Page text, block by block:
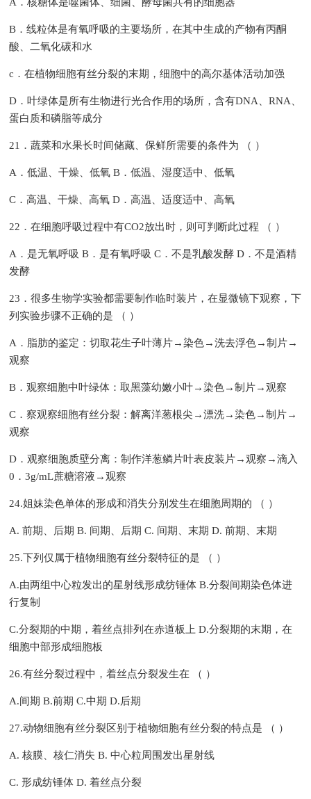
B．线粒体是有氧呼吸的主要场所，在其中生成的产物有丙酮
酸、二氧化碳和水
c．在植物细胞有丝分裂的末期，细胞中的高尔基体活动加强
D．叶绿体是所有生物进行光合作用的场所，含有DNA、RNA、
蛋白质和磷脂等成分
21．蔬菜和水果长时间储藏、保鲜所需要的条件为 （ ）
A．低温、干燥、低氧 B．低温、湿度适中、低氧
C．高温、干燥、高氧 D．高温、适度适中、高氧
22．在细胞呼吸过程中有CO2放出时，则可判断此过程 （ ）
A．是无氧呼吸 B．是有氧呼吸 C．不是乳酸发酵 D．不是酒精
发酵
23．很多生物学实验都需要制作临时装片，在显微镜下观察，下
列实验步骤不正确的是 （ ）
A．脂肪的鉴定：切取花生子叶薄片→染色→洗去浮色→制片→
观察
B．观察细胞中叶绿体：取黑藻幼嫩小叶→染色→制片→观察
C．察观察细胞有丝分裂：解离洋葱根尖→漂洗→染色→制片→
观察
D．观察细胞质壁分离：制作洋葱鳞片叶表皮装片→观察→滴入
0．3g/mL蔗糖溶液→观察
24.姐妹染色单体的形成和消失分别发生在细胞周期的 （ ）
A. 前期、后期 B. 间期、后期 C. 间期、末期 D. 前期、末期
25.下列仅属于植物细胞有丝分裂特征的是 （ ）
A.由两组中心粒发出的星射线形成纺锤体 B.分裂间期染色体进
行复制
C.分裂期的中期，着丝点排列在赤道板上 D.分裂期的末期，在
细胞中部形成细胞板
26.有丝分裂过程中，着丝点分裂发生在 （ ）
A.间期 B.前期 C.中期 D.后期
27.动物细胞有丝分裂区别于植物细胞有丝分裂的特点是 （ ）
A. 核膜、核仁消失 B. 中心粒周围发出星射线
C. 形成纺锤体 D. 着丝点分裂